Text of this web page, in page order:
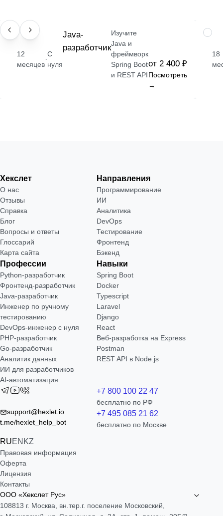
ПРОФЕССИЯ
12
месяцев
·
С
нуля
Java-
разработчик
Изучите
Java и
фреймворк
Spring Boot
и REST API
от 2 400 ₽
Посмотреть
→
18
Хекслет
О нас
Отзывы
Справка
Блог
Вопросы и ответы
Глоссарий
Карта сайта
Направления
Программирование
ИИ
Аналитика
DevOps
Тестирование
Фронтенд
Бэкенд
Профессии
Python-разработчик
Фронтенд-разработчик
Java-разработчик
Инженер по ручному
тестированию
DevOps-инженер с нуля
РНР-разработчик
Go-разработчик
Аналитик данных
ИИ для разработчиков
AI-автоматизация
Навыки
Spring Boot
Docker
Typescript
Laravel
Django
React
Веб-разработка на Express
Postman
REST API в Node.js
support@hexlet.io
t.me/hexlet_help_bot
RUEN KZ
+7 800 100 22 47
бесплатно по РФ
+7 495 085 21 62
бесплатно по Москве
Правовая информация
Оферта
Лицензия
Контакты
ООО «Хекслет Рус»
108813 г. Москва, вн.тер.г. поселение Московский,